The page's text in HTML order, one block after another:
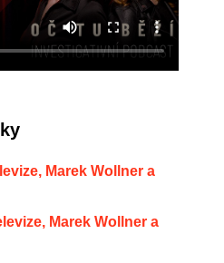
Marek Wollner a
Marek Wollner a